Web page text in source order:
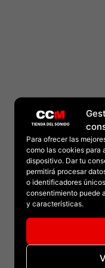
Para ofrecer las
como las cookies para
dispositivo. Dar tu
permitirá procesar
o identificadores
consentimiento puede
y características.